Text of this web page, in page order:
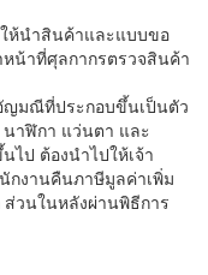
ให้นำสินค้าและแบบขอ
น้าที่ศุลกากรตรวจสินค้า
ญมณีที่ประกอบขึ้นเป็นตัว
าฬิกา แว่นตา และ
ป ต้องนำไปให้เจ้า
กงานคืนภาษีมูลค่าเพิ่ม
วนในหลังผ่านพิธีการ